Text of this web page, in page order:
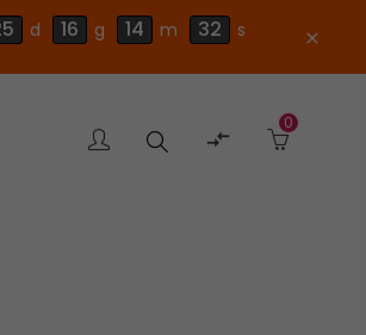
d 16 g 14 m 32 s close
Szukaj 
0